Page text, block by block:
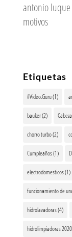
antonio luque
motivos
Etiquetas
#Video.Guru(1)
bauker(2)
chorro turbo(2)
Cumpleaños(1)
electrodomesticos(1)
funcionamiento de
hidrolavadoras(4)
hidrolimpiadoras 2020